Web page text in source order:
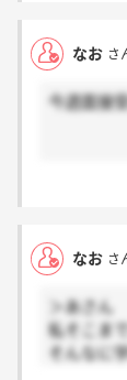
なお さ
今週面接
なお さ
＞あさん
私そこま
そんなに